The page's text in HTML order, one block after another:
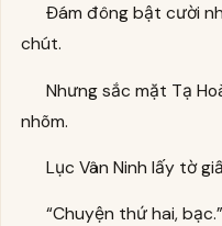
Đám đông bật cười
chút.
Nhưng sắc mặt Tạ
nhõm.
Lục Vân Ninh lấy tờ
“Chuyện thứ hai, bạc.”